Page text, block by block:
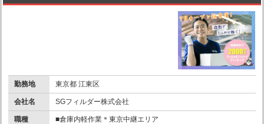
勤務地 東京都 江東区
会社名 SGフィルダー株式会社
職種 ■倉庫内軽作業＊東京中継エリア